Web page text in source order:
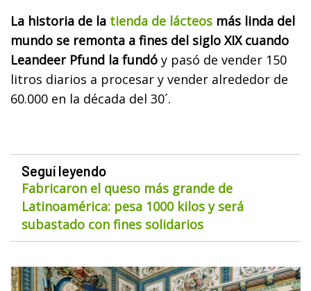
La historia de la tienda de lácteos más linda del
mundo se remonta a fines del siglo XIX cuando
Leandeer Pfund la fundó y pasó de vender 150
litros diarios a procesar y vender alrededor de
60.000 en la década del 30´.
Seguí leyendo
Fabricaron el queso más grande de
Latinoamérica: pesa 1000 kilos y será
subastado con fines solidarios